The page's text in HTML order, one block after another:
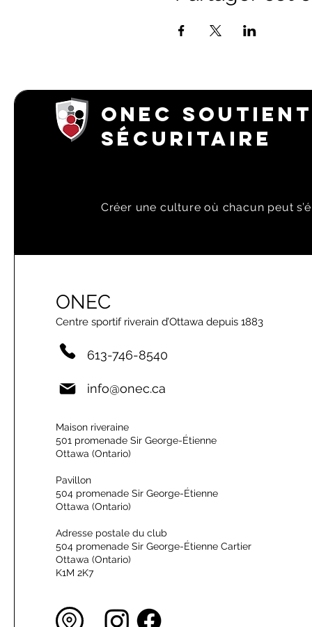
ONEC
SÉCURITAIRE
Créer une culture où chacun peut
ONEC
Centre sportif riverain d’Ottawa depuis 1883
613-746-8540
info@onec.ca
Maison riveraine
501 promenade Sir George-Étienne
Ottawa (Ontario)
Pavillon
504 promenade Sir George-Étienne
Ottawa (Ontario)
Adresse postale du club
504 promenade Sir George-Étienne Cartier
Ottawa (Ontario)
K1M 2K7